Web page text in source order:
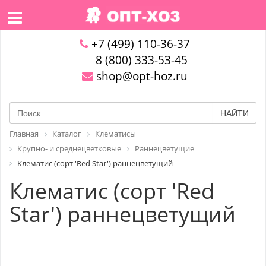
+7 (499) 110-36-37
8 (800) 333-53-45
shop@opt-hoz.ru
НАЙТИ
Главная Каталог
Клематисы
Крупно- и среднецветковые
Раннецветущие
Клематис (сорт 'Red Star') раннецветущий
Клематис (сорт 'Red
Star') раннецветущий